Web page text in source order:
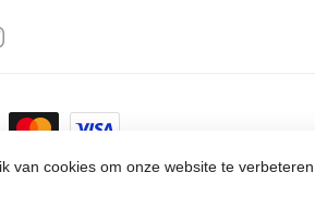
Closet
van cookies om onze website te verbeteren.